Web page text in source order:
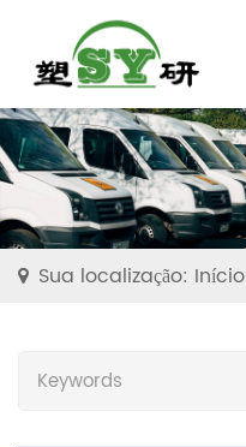
Sua localização: Início